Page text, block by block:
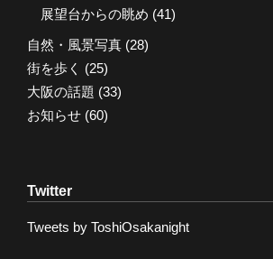
展望台からの眺め (41)
自然・風景写真 (28)
街を歩く (25)
大阪の話題 (33)
お知らせ (60)
Twitter
Tweets by ToshiOsakanight